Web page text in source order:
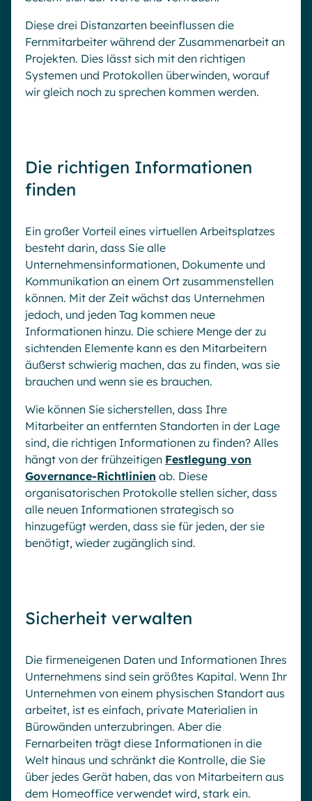
Diese drei Distanzarten beeinflussen die
Fernmitarbeiter während der Zusammenarbeit an
Projekten. Dies lässt sich mit den richtigen
Systemen und Protokollen überwinden, worauf
wir gleich noch zu sprechen kommen werden.
Die richtigen Informationen
finden
Ein großer Vorteil eines virtuellen Arbeitsplatzes
besteht darin, dass Sie alle
Unternehmensinformationen, Dokumente und
Kommunikation an einem Ort zusammenstellen
können. Mit der Zeit wächst das Unternehmen
jedoch, und jeden Tag kommen neue
Informationen hinzu. Die schiere Menge der zu
sichtenden Elemente kann es den Mitarbeitern
äußerst schwierig machen, das zu finden, was sie
brauchen und wenn sie es brauchen.
Wie können Sie sicherstellen, dass Ihre
Mitarbeiter an entfernten Standorten in der Lage
sind, die richtigen Informationen zu finden? Alles
hängt von der frühzeitigen Festlegung von
Governance-Richtlinien ab. Diese
organisatorischen Protokolle stellen sicher, dass
alle neuen Informationen strategisch so
hinzugefügt werden, dass sie für jeden, der sie
benötigt, wieder zugänglich sind.
Sicherheit verwalten
Die firmeneigenen Daten und Informationen Ihres
Unternehmens sind sein größtes Kapital. Wenn Ihr
Unternehmen von einem physischen Standort aus
arbeitet, ist es einfach, private Materialien in
Bürowänden unterzubringen. Aber die
Fernarbeiten trägt diese Informationen in die
Welt hinaus und schränkt die Kontrolle, die Sie
über jedes Gerät haben, das von Mitarbeitern aus
dem Homeoffice verwendet wird, stark ein.